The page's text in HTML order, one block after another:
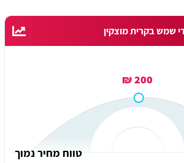
שמש בקרית מוצקין
200 ₪
טווח מחיר נמוך